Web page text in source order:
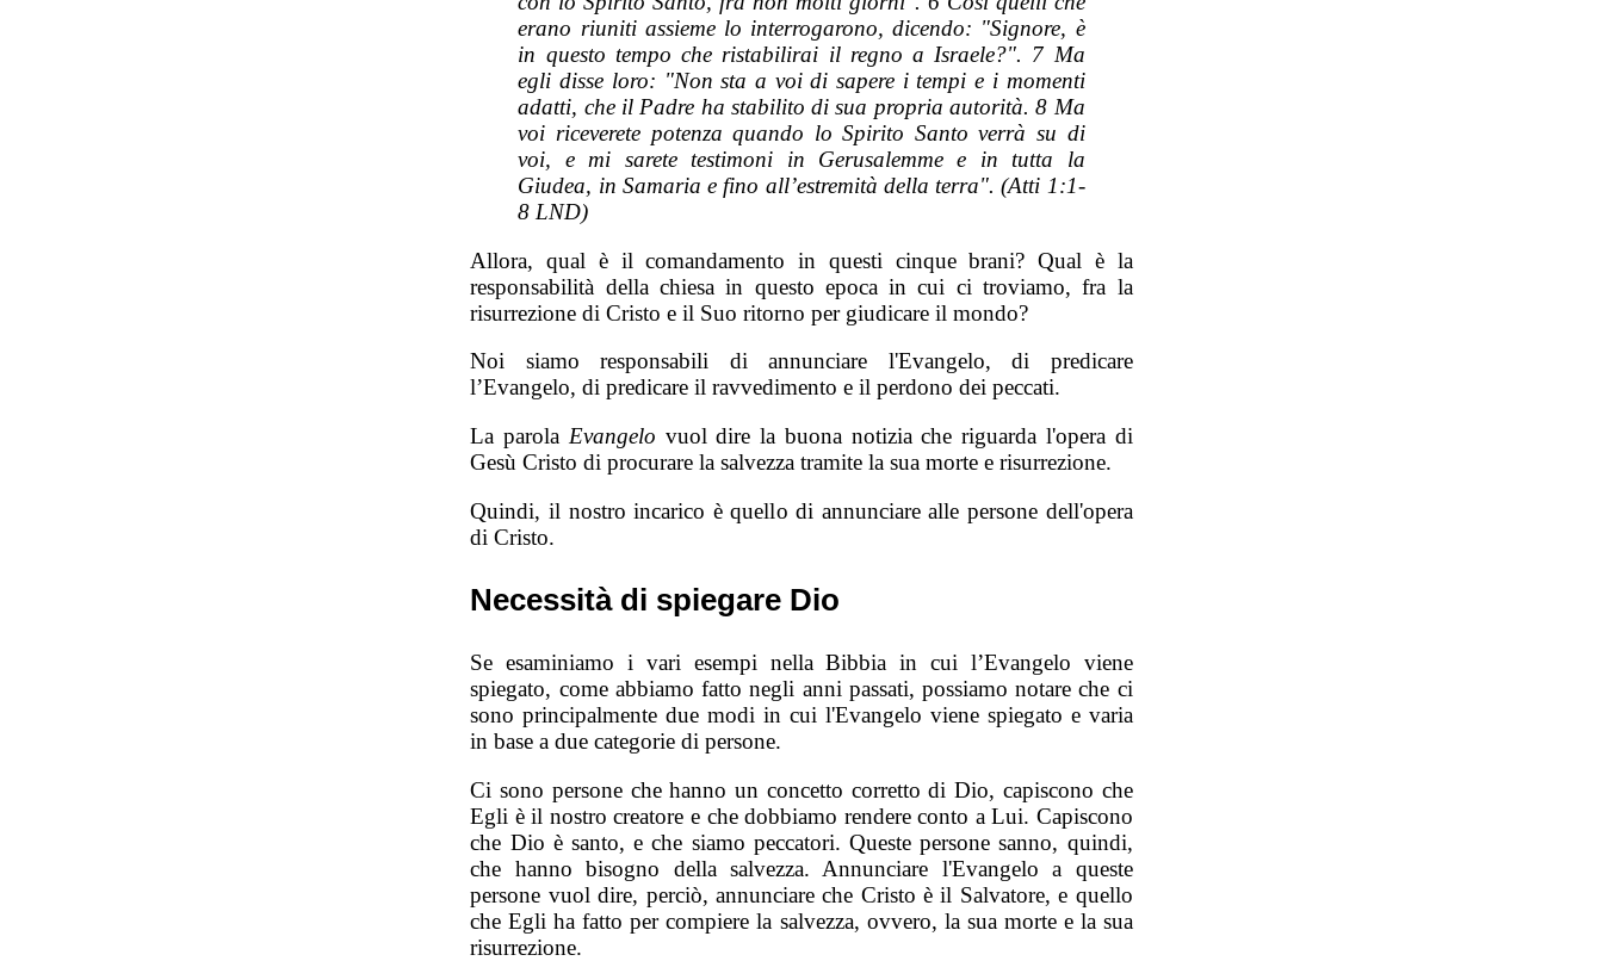
erano riuniti assieme lo interrogarono, dicendo: "Signore, è
in questo tempo che ristabilirai il regno a Israele?". 7 Ma
egli disse loro: "Non sta a voi di sapere i tempi e i momenti
adatti, che il Padre ha stabilito di sua propria autorità. 8 Ma
voi riceverete potenza quando lo Spirito Santo verrà su di
voi, e mi sarete testimoni in Gerusalemme e in tutta la
Giudea, in Samaria e fino all’estremità della terra".(Atti 1:1-
8 LND)
Allora, qual è il comandamento in questi cinque brani? Qual è la
responsabilità della chiesa in questo epoca in cui ci troviamo, fra la
risurrezione di Cristo e il Suo ritorno per giudicare il mondo?
Noi siamo responsabili di annunciare l'Evangelo, di predicare
l’Evangelo, di predicare il ravvedimento e il perdono dei peccati.
La parola Evangelo vuol dire la buona notizia che riguarda l'opera di
Gesù Cristo di procurare la salvezza tramite la sua morte e risurrezione.
Quindi, il nostro incarico è quello di annunciare alle persone dell'opera
di Cristo.
Necessità di spiegare Dio
Se esaminiamo i vari esempi nella Bibbia in cui l’Evangelo viene
spiegato, come abbiamo fatto negli anni passati, possiamo notare che ci
sono principalmente due modi in cui l'Evangelo viene spiegato e varia
in base a due categorie di persone.
Ci sono persone che hanno un concetto corretto di Dio, capiscono che
Egli è il nostro creatore e che dobbiamo rendere conto a Lui. Capiscono
che Dio è santo, e che siamo peccatori. Queste persone sanno, quindi,
che hanno bisogno della salvezza. Annunciare l'Evangelo a queste
persone vuol dire, perciò, annunciare che Cristo è il Salvatore, e quello
che Egli ha fatto per compiere la salvezza, ovvero, la sua morte e la sua
risurrezione.